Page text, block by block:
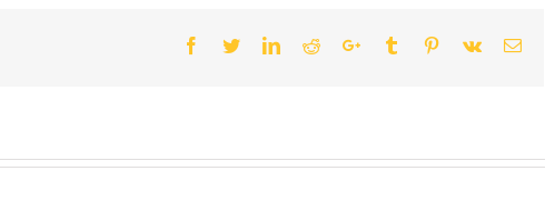
Facebook
TwitterLinkedIn
RedditGoogle+Tumblr Pinterest
Vk Email